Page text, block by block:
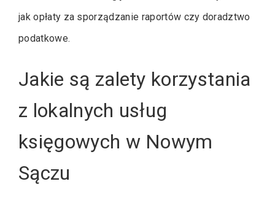
jak opłaty za sporządzanie raportów czy doradztwo
podatkowe.
Jakie są zalety korzystania
z lokalnych usług
księgowych w Nowym
Sączu